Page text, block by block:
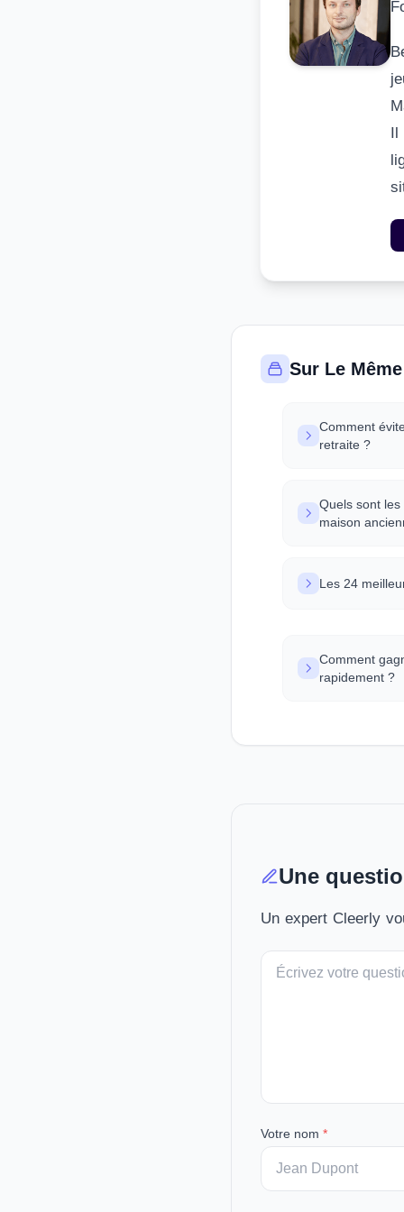
Il
Sur Le
Comment
retraite ?
Quels sont les
maison
Les 24
Comment
rapidement ?
Une
Un expert Cleerly
Votre
message
Votre nom *